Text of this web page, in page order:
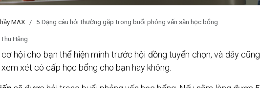
MAX 5 Dạng câu hỏi thường gặp trong buổi phỏng vấn săn học bổng
Hằng
hội cho bạn thể hiện mình trước hội đồng tuyển chọn, và đây cũng
xét có cấp học bổng cho bạn hay không.